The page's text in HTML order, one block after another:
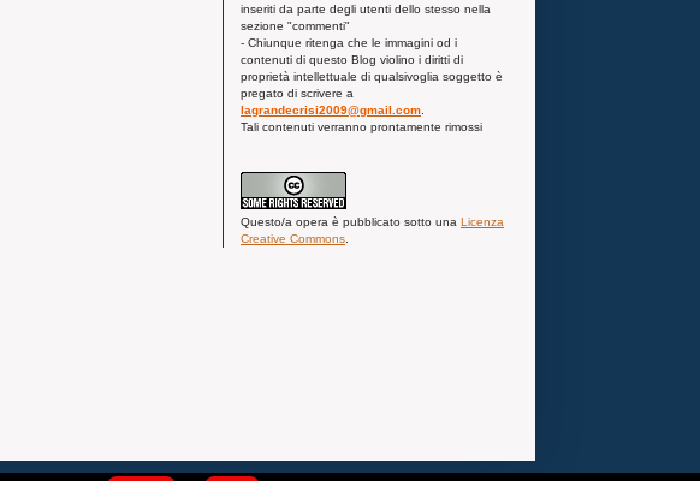
inseriti da parte degli utenti dello stesso nella
sezione "commenti"
- Chiunque ritenga che le immagini od i
contenuti di questo Blog violino i diritti di
proprietà intellettuale di qualsivoglia soggetto è
pregato di scrivere a
lagrandecrisi2009@gmail.com
Tali contenuti verranno prontamente rimossi
Questo/a opera è pubblicato sotto una Licenza
Creative Commons